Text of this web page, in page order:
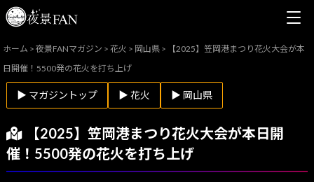
ホーム >夜景FANマガジン >花火 > 岡山県 >
【2025】笠岡港まつり花火大会が本
日開催！5500発の花火を打ち上げ
▶ マガジントップ ▶ 花火 ▶ 岡山県
【2025】笠岡港まつり花火大会が本日開
催！5500発の花火を打ち上げ